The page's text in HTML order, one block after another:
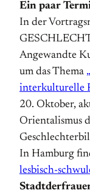
Ein paar
In der
Angewandte
um das Thema
interkulturelle
20. Oktober,
Orientalismus
In Hamburg
lesbisch-